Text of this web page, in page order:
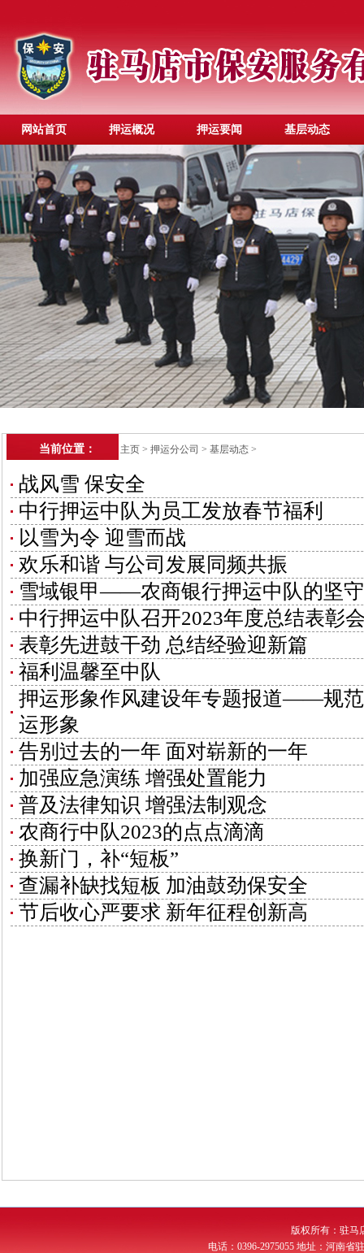
网站首页 押运概况 押运要闻 基层动态
当前位置： 主页 > 押运分公司 > 基层动态 >
战风雪 保安全
中行押运中队为员工发放春节福利
以雪为令 迎雪而战
欢乐和谐 与公司发展同频共振
雪域银甲——农商银行押运中队的坚守
中行押运中队召开2023年度总结表彰
表彰先进鼓干劲 总结经验迎新篇
福利温馨至中队
押运形象作风建设年专题报道——规
运形象
告别过去的一年 面对崭新的一年
加强应急演练 增强处置能力
普及法律知识 增强法制观念
农商行中队2023的点点滴滴
换新门，补“短板”
查漏补缺找短板 加油鼓劲保安全
节后收心严要求 新年征程创新高
版权所有：驻马
电话：0396-2975055 地址：河南省